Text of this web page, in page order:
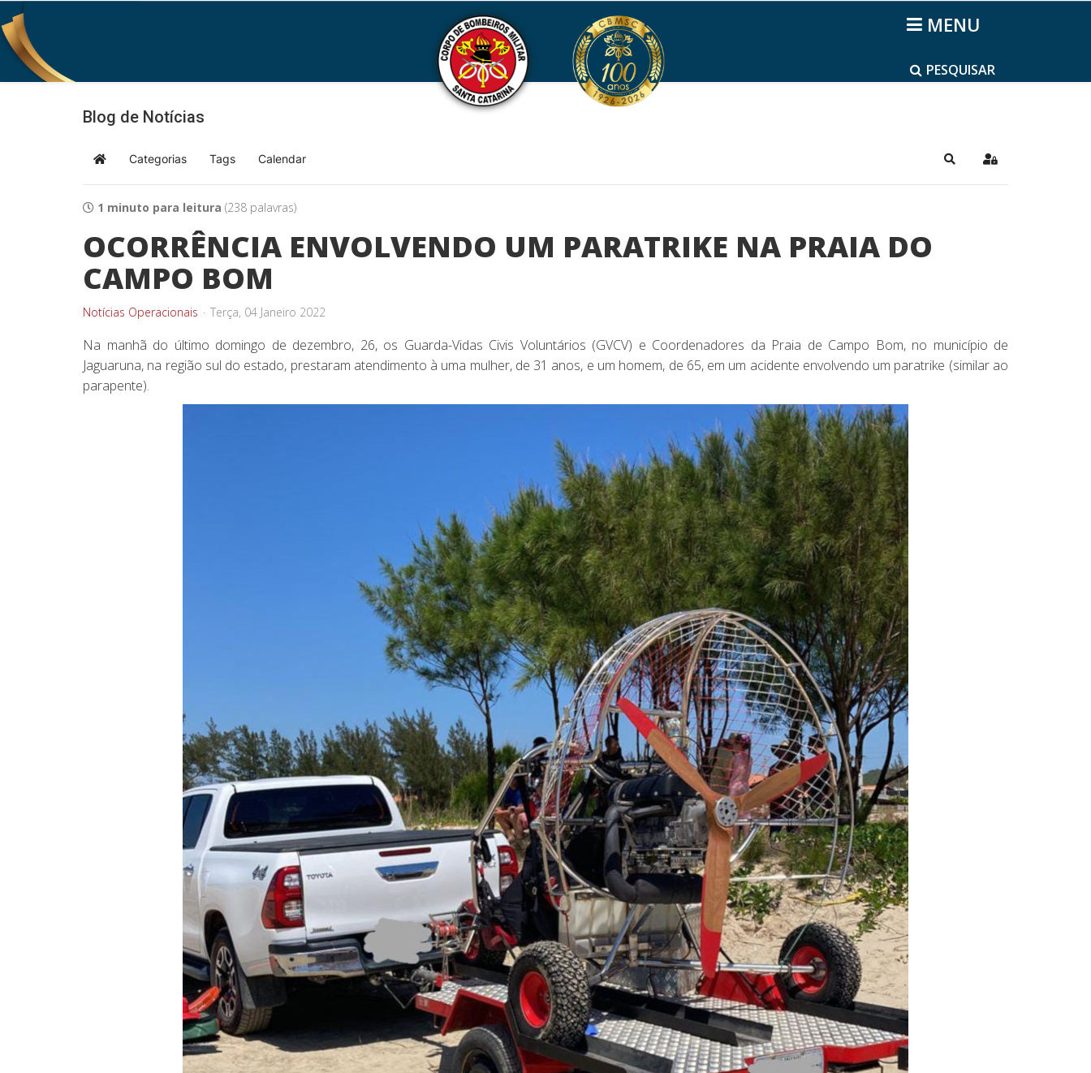
PESQUISAR
MENU
Blog de Notícias
Home Categorias Tags Calendar PesquisarSign In
1 minuto para leitura (238 palavras)
OCORRÊNCIA ENVOLVENDO UM PARATRIKE NA PRAIA DO
CAMPO BOM
Notícias Operacionais Terça, 04 Janeiro 2022
Na manhã do último domingo de dezembro, 26, os Guarda-Vidas Civis Voluntários (GVCV) e Coordenadores da Praia de Campo Bom, no município de
Jaguaruna, na região sul do estado, prestaram atendimento à uma mulher, de 31 anos, e um homem, de 65, em um acidente envolvendo um paratrike (similar ao
parapente).